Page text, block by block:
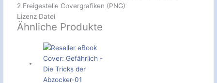
2 Freigestelle Covergrafiken (PNG)
Lizenz Datei
Ähnliche Produkte